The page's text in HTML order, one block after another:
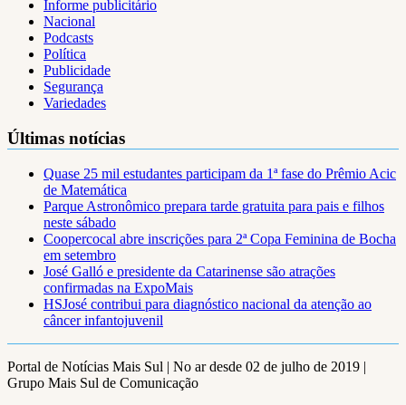
Informe publicitário
Nacional
Podcasts
Política
Publicidade
Segurança
Variedades
Últimas notícias
Quase 25 mil estudantes participam da 1ª fase do Prêmio Acic
de Matemática
Parque Astronômico prepara tarde gratuita para pais e filhos
neste sábado
Coopercocal abre inscrições para 2ª Copa Feminina de Bocha
em setembro
José Galló e presidente da Catarinense são atrações
confirmadas na ExpoMais
HSJosé contribui para diagnóstico nacional da atenção ao
câncer infantojuvenil
Portal de Notícias Mais Sul | No ar desde 02 de julho de 2019 |
Grupo Mais Sul de Comunicação